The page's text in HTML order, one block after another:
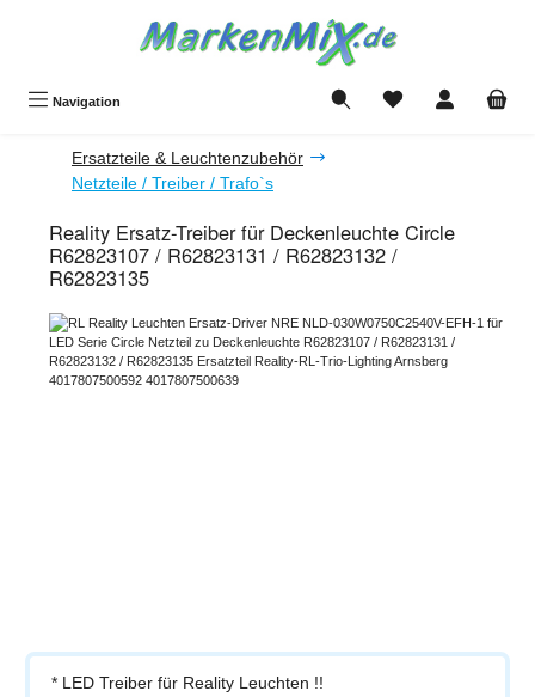
Navigation Du hast 0 Produkte
Ersatzteile & Leuchtenzubehör
Netzteile / Treiber / Trafo`s
Reality Ersatz-Treiber für Deckenleuchte Circle
R62823107 / R62823131 / R62823132 /
R62823135
Bildergalerie überspringen
* LED Treiber für Reality Leuchten !!